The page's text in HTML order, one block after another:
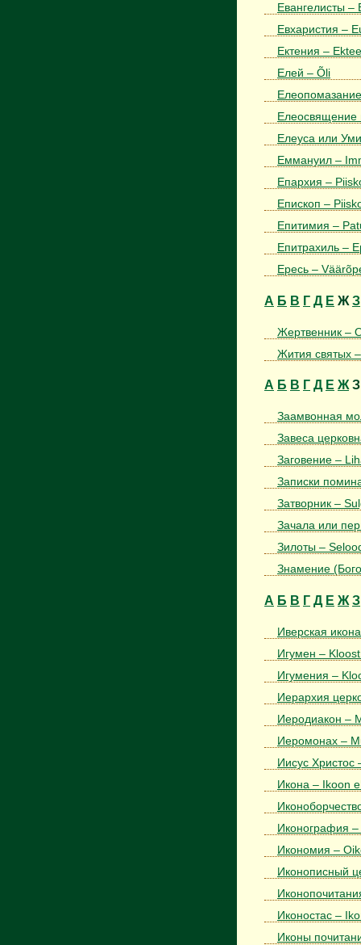
Евангелисты –
Евхаристия –
Ектения –
Елей – Õli
Елеосвящение
Елеуса или
Еммануил –
Епархия –
Епископ –
Епитимия –
Епитрахиль –
Ересь –
А Б В Г Д Е Ж З
Жертвенник –
Жития святых
А Б В Г Д Е Ж З
Заамвонная
Завеса
Заговение –
Записки
Затворник –
Зачала или
Зилоты –
Знамение
А Б В Г Д Е Ж З
Иверская
Игумен –
Игумения –
Иерархия
Иеродиакон –
Иеромонах –
Иисус Христос
Икона – Ikoon
Иконография
Икономия –
Иконописный
Иконостас –
Иконы